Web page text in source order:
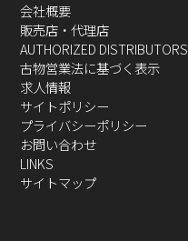
会社概要
販売店・代理店
AUTHORIZED DISTRIBUTORS
古物営業法に基づく表示
求人情報
サイトポリシー
プライバシーポリシー
お問い合わせ
LINKS
サイトマップ